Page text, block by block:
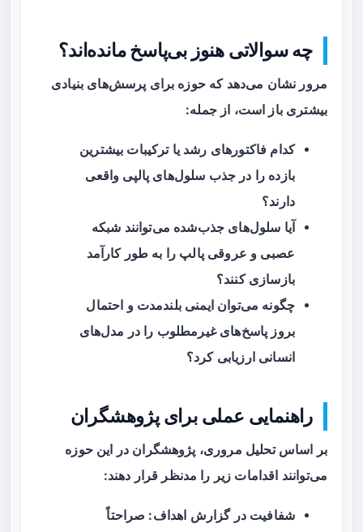
چه سوالاتی هنوز بی‌پاسخ مانده‌اند؟
مرور نشان می‌دهد که حوزه‌ برای پرسش‌های بنیادی
بیشتری باز است، از جمله:
کدام فاکتورهای رشد یا ترکیبات بیشترین
بازده را در جذب سلول‌های پالپی واقعی
دارند؟
آیا سلول‌های جذب‌شده می‌توانند شبکه
عصبی و عروقی پالپ را به طور کارآمد
بازسازی کنند؟
چگونه می‌توان ایمنی بلندمدت و احتمال
بروز پاسخ‌های غیرمطلوب را در مدل‌های
انسانی ارزیابی کرد؟
راهنمایی عملی برای پژوهشگران
بر اساس تحلیل مروری، پژوهشگران در این حوزه
می‌توانند اقدامات زیر را مدنظر قرار دهند:
شفافیت در گزارش اهداف: صراحتاً